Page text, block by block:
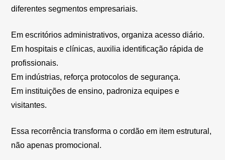
diferentes segmentos empresariais.
Em escritórios administrativos, organiza acesso diário.
Em hospitais e clínicas, auxilia identificação rápida de
profissionais.
Em indústrias, reforça protocolos de segurança.
Em instituições de ensino, padroniza equipes e
visitantes.
Essa recorrência transforma o cordão em item estrutural,
não apenas promocional.